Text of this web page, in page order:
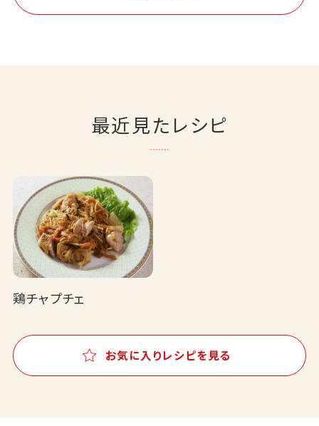
最近見たレシピ
鶏チャプチェ
お気に入りレシピを見る